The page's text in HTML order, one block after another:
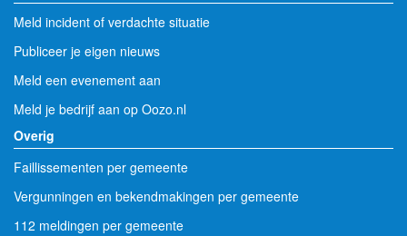
Meld incident of verdachte situatie
Publiceer je eigen nieuws
Meld een evenement aan
Meld je bedrijf aan op Oozo.nl
Overig
Faillissementen per gemeente
Vergunningen en bekendmakingen per gemeente
112 meldingen per gemeente